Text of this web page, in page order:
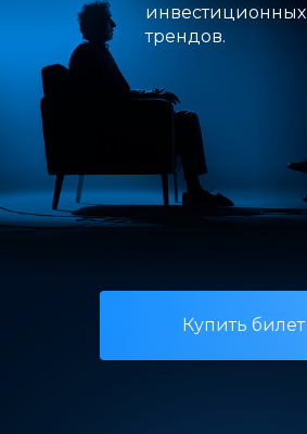
инвестиционных
трендов.
Купить билет